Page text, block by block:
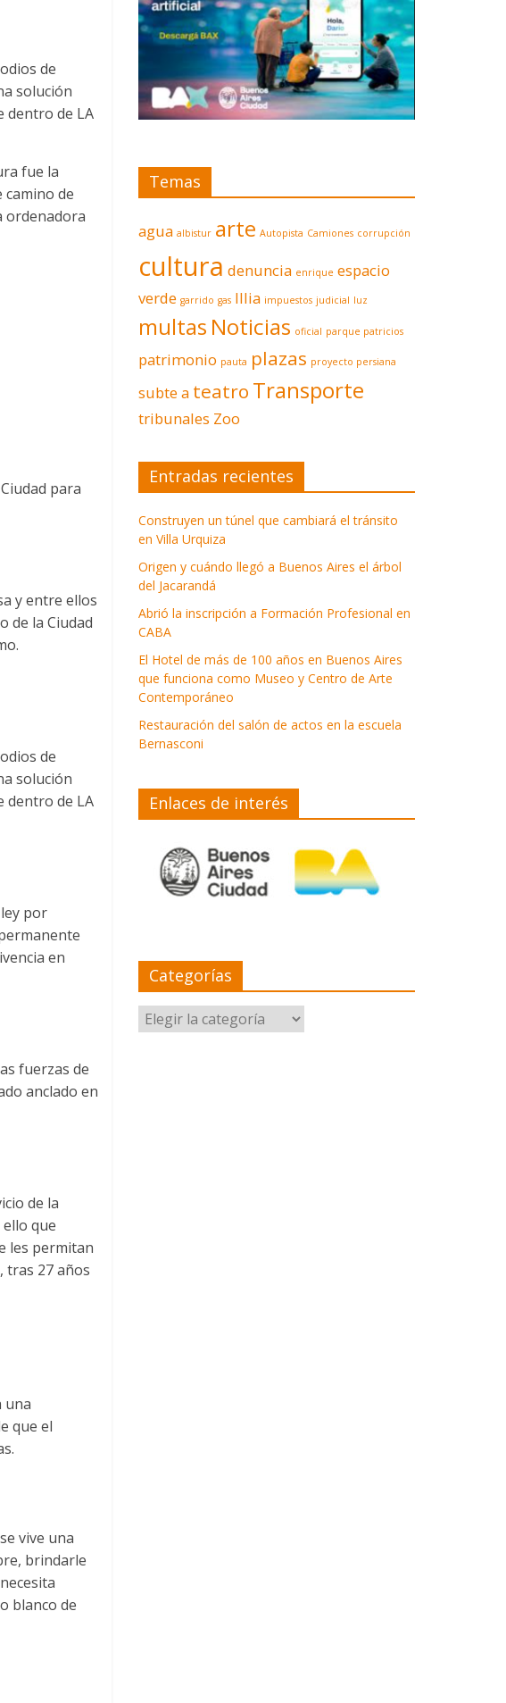
de
solución
dentro de LA
fue la
de
ordenadora
para
y entre ellos
de la Ciudad
de
solución
dentro de LA
por
en
fuerzas de
anclado en
de la
que
les permitan
tras 27 años
una
que el
vive una
brindarle
blanco de
Temas
agua albistur arte Autopista Camiones corrupción
cultura denuncia enrique espacio
verde garrido gas Illia impuestos judicial luz
multas Noticias oficial parque patricios
patrimonio pauta plazas proyecto persiana
subte a teatro Transporte
tribunales Zoo
Entradas recientes
Construyen un túnel que cambiará el tránsito
en Villa Urquiza
Origen y cuándo llegó a Buenos Aires el árbol
del Jacarandá
Abrió la inscripción a Formación Profesional en
CABA
El Hotel de más de 100 años en Buenos Aires
que funciona como Museo y Centro de Arte
Contemporáneo
Restauración del salón de actos en la escuela
Bernasconi
Enlaces de interés
Categorías
Categorías